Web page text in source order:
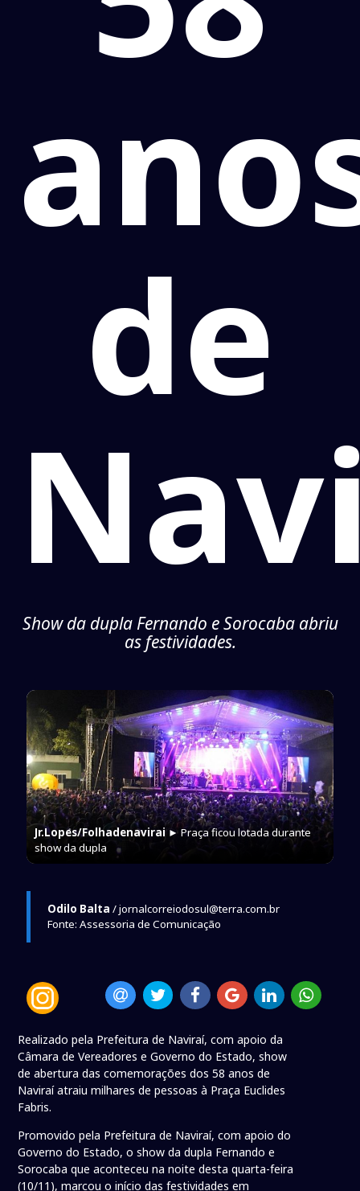
de
Show da dupla Fernando e Sorocaba abriu
as festividades.
Jr.Lopes/Folhadenavirai► Praça ficou lotada durante
show da dupla
Odilo Balta / jornalcorreiodosul@terra.com.br
Fonte: Assessoria de Comunicação
Realizado pela Prefeitura de Naviraí, com apoio da
Câmara de Vereadores e Governo do Estado, show
de abertura das comemorações dos 58 anos de
Naviraí atraiu milhares de pessoas à Praça Euclides
Fabris.
Promovido pela Prefeitura de Naviraí, com apoio do
Governo do Estado, o show da dupla Fernando e
Sorocaba que aconteceu na noite desta quarta-feira
(10/11), marcou o início das festividades em